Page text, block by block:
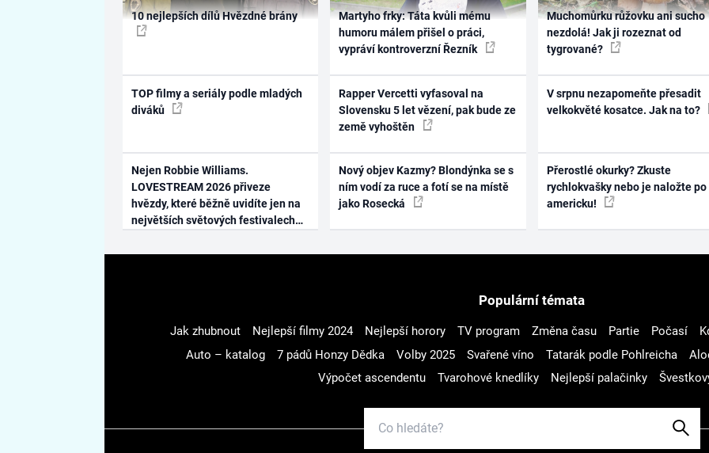
10 nejlepších dílů Hvězdné brány
TOP filmy a seriály podle mladých
diváků
Nejen Robbie Williams.
LOVESTREAM 2026 přiveze
hvězdy, které běžně uvidíte jen na
největších světových festivalech
Martyho frky: Táta kvůli mému
humoru málem přišel o práci,
vypráví kontroverzní Řezník
Rapper Vercetti vyfasoval na
Slovensku 5 let vězení, pak bude ze
země vyhoštěn
Nový objev Kazmy? Blondýnka se s
ním vodí za ruce a fotí se na místě
jako Rosecká
Muchomůrku růžovku ani sucho
nezdolá! Jak ji rozeznat od
tygrované?
V srpnu nezapomeňte přesadit
velkokvěté kosatce. Jak na to?
Přerostlé okurky? Zkuste
rychlokvašky nebo je naložte po
americku!
Populární témata
Jak zhubnout Nejlepší filmy 2024 Nejlepší horory TV program Změna času Partie Počasí
Auto – katalog
7 pádů Honzy Dědka Volby 2025 Svařené víno Tatarák podle Pohlreicha
Výpočet ascendentu
Tvarohové knedlíky Nejlepší palačinky